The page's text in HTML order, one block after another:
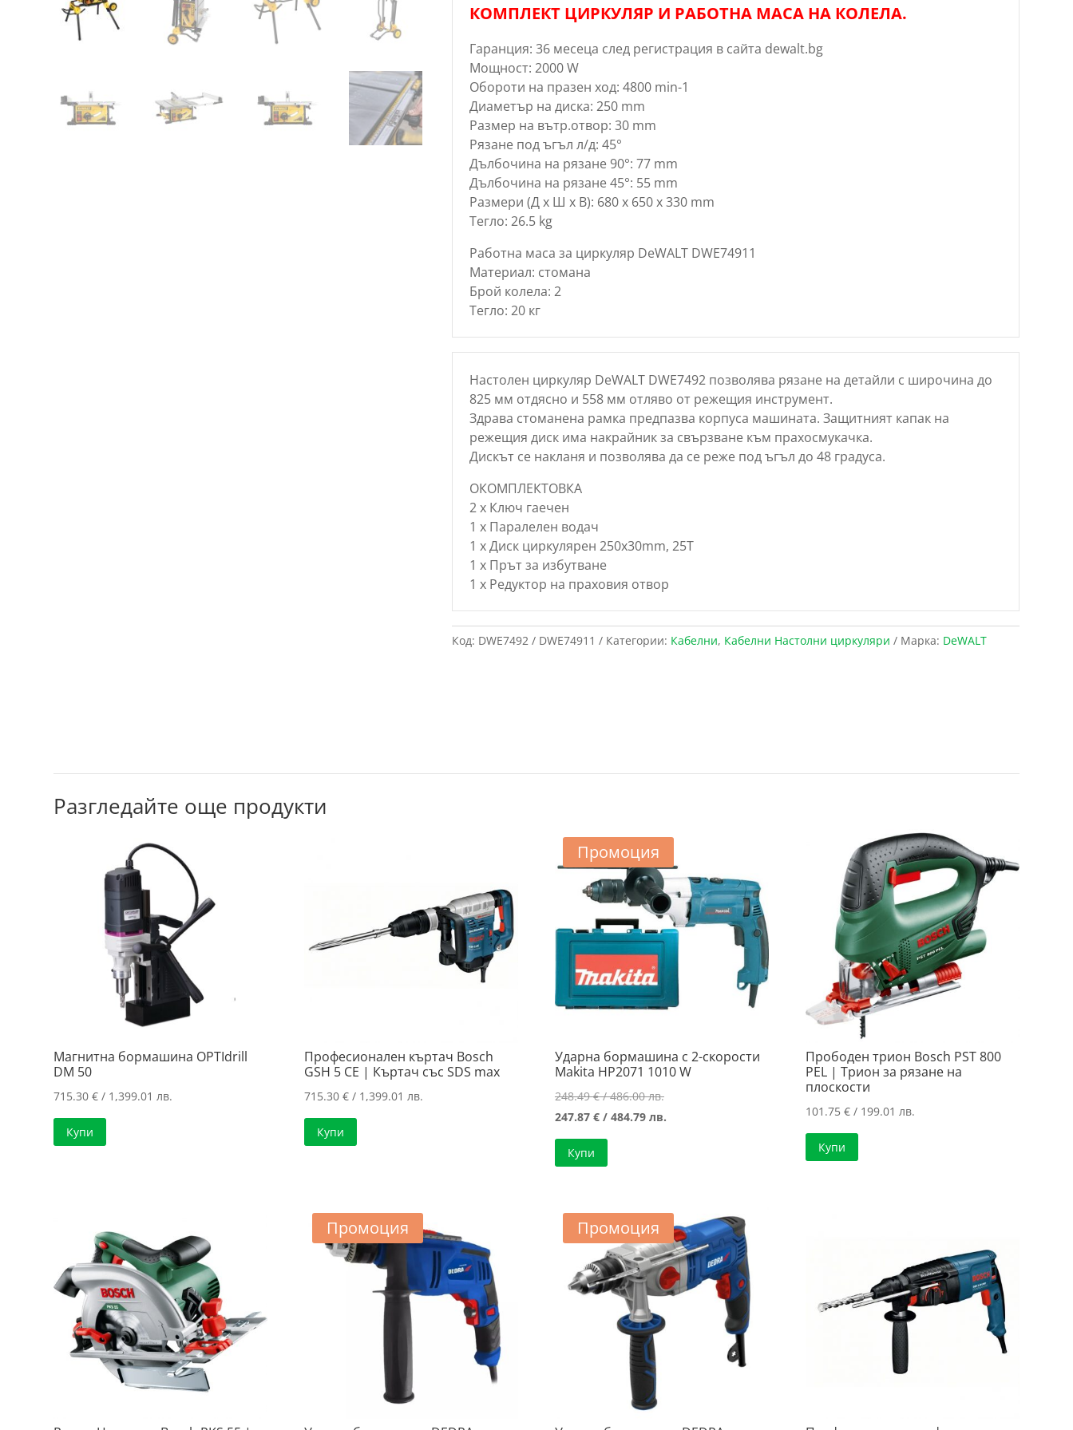
КОМПЛЕКТ ЦИРКУЛЯР И РАБОТНА МАСА НА КОЛЕЛА.
Гаранция: 36 месеца след регистрация в сайта dewalt.bg
Мощност: 2000 W
Обороти на празен ход: 4800 min-1
Диаметър на диска: 250 mm
Размер на вътр.отвор: 30 mm
Рязане под ъгъл л/д: 45°
Дълбочина на рязане 90°: 77 mm
Дълбочина на рязане 45°: 55 mm
Размери (Д х Ш х В): 680 x 650 x 330 mm
Тегло: 26.5 kg
Работна маса за циркуляр DeWALT DWE74911
Материал: стомана
Брой колела: 2
Тегло: 20 кг
Настолен циркуляр DeWALT DWE7492 позволява рязане на детайли с широчина до
825 мм отдясно и 558 мм отляво от режещия инструмент.
Здрава стоманена рамка предпазва корпуса машината. Защитният капак на
режещия диск има накрайник за свързване към прахосмукачка.
Дискът се накланя и позволява да се реже под ъгъл до 48 градуса.
ОКОМПЛЕКТОВКА
2 x Ключ гаечен
1 x Паралелен водач
1 x Диск циркулярен 250х30mm, 25T
1 x Прът за избутване
1 x Редуктор на праховия отвор
Код: DWE7492 / DWE74911 Категории: Кабелни, Кабелни Настолни циркуляри Марка: DeWALT
Разгледайте още продукти
Магнитна бормашина OPTIdrill
DM 50
715.30€ / 1,399.01 лв.
Купи
Професионален къртач Bosch
GSH 5 CE | Къртач със SDS max
715.30€ / 1,399.01 лв.
Купи
Промоция
Ударна бормашина с 2-скорости
Makita HP2071 1010 W
248.49€/ 486.00 лв.Original
price
247.87 €/ 484.79 лв.Текущата
484.79 лв..
Купи
Прободен трион Bosch PST 800
PEL | Трион за рязане на
плоскости
101.75 €/ 199.01 лв.
Купи
Промоция Промоция